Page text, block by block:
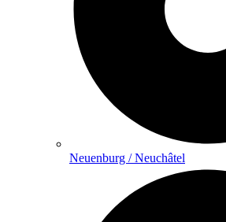
Neuenburg / Neuchâtel